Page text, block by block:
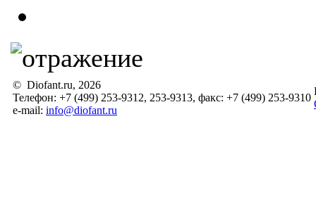
© Diofant.ru, 2026
Телефон: +7 (499) 253-9312, 253-9313, факс: +7 (499) 253-9310
e-mail: info@diofant.ru